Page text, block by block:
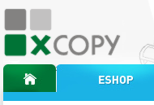
úvodní stránka xcopyinternetový obchod xcopy